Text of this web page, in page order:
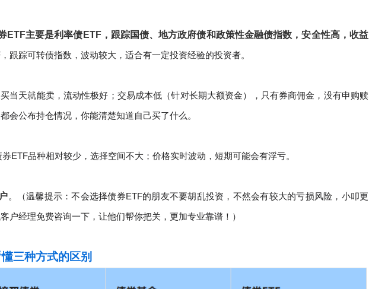
ETF主要是利率债ETF，跟踪国债、地方政府债和政策性金融债指数，安全性高，收益
跟踪可转债指数，波动较大，适合有一定投资经验的投资者。
当天就能卖，流动性极好；交易成本低（针对长期大额资金），只有券商佣金，没有申购赎
会公布持仓情况，你能清楚知道自己买了什么。
ETF品种相对较少，选择空间不大；价格实时波动，短期可能会有浮亏。
。（温馨提示：不会选择债券ETF的朋友不要胡乱投资，不然会有较大的亏损风险，小叩更
户经理免费咨询一下，让他们帮你把关，更加专业靠谱！ ）
三种方式的区别